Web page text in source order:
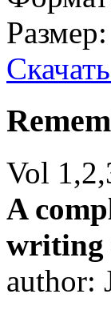
Vol
A
writing
author: